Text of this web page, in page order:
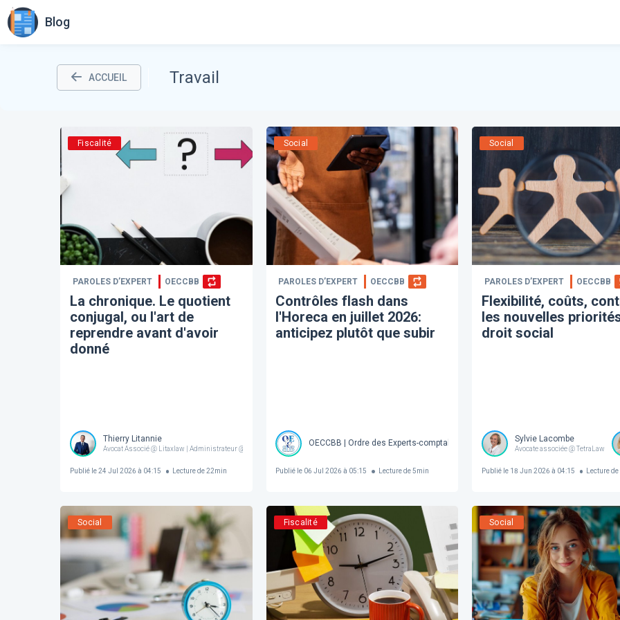
Blog
ACCUEIL Travail
Fiscalité
PAROLES D’EXPERT OECCBB
La chronique. Le quotient
conjugal, ou l'art de
reprendre avant d'avoir
donné
Thierry Litannie
Avocat Associé @ Litaxlaw | Administrateur @ OECCBB
Publié le24 Jul 2026 à 04:15 Lecture de22min
Social
PAROLES D’EXPERT OECCBB
Contrôles flash dans
l'Horeca en juillet 2026:
anticipez plutôt que subir
OECCBB | Ordre des Experts-comptables et Comptables brevetés de Belgique
Publié le 06 Jul 2026 à 05:15 Lecture de 5min
Social
PAROLES D’EXPERT OECCBB
Flexibilité, coûts,
les nouvelles
droit social
Sylvie Lacombe
Avocate associée @ TetraLaw
Publié le18 Jun 2026 à 04:15 Lecture de
Social Fiscalité Social